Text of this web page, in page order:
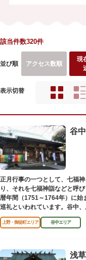
該当件数320件
並び順 アクセス数順
現
表示切替
谷
正月行事の一つとして、七福
り、それを七福神詣などと呼
暦年間（1751～1764年）に始
巡礼といわれています。谷中
がら、ゆっくりと一日散策が
上野・御徒町エリア 谷中エリア